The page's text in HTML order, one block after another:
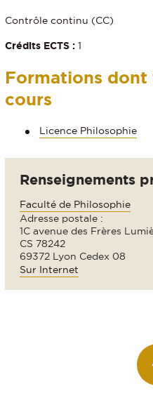
Contrôle continu (CC)
Crédits ECTS : 1
Formations
cours
Licence Philosophie
Renseignements
Faculté de Philosophie
Adresse postale :
1C avenue des Frères
CS 78242
69372 Lyon Cedex 08
Sur Internet